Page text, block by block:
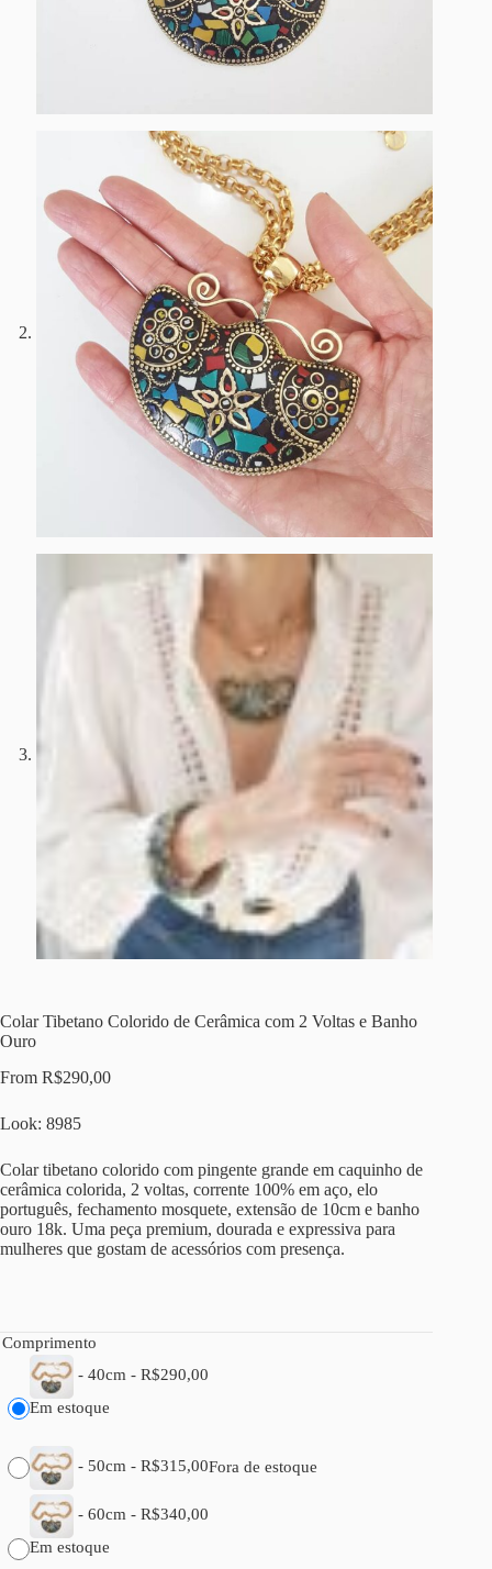
Colar Tibetano Colorido de Cerâmica com 2 Voltas e Banho
Ouro
From R$290,00
Look: 8985
Colar tibetano colorido com pingente grande em caquinho de
cerâmica colorida, 2 voltas, corrente 100% em aço, elo
português, fechamento mosquete, extensão de 10cm e banho
ouro 18k. Uma peça premium, dourada e expressiva para
mulheres que gostam de acessórios com presença.
Comprimento
- 40cm - R$290,00
Em estoque
- 50cm - R$315,00Fora de estoque
- 60cm - R$340,00
Em estoque